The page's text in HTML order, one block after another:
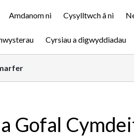
Amdanom ni Cysylltwch â ni
Cyrsiau a digwyddiadau
Gofal